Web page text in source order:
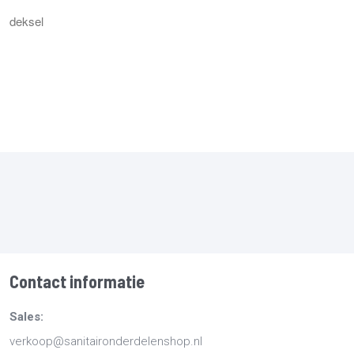
deksel
Contact informatie
Sales:
verkoop@sanitaironderdelenshop.nl